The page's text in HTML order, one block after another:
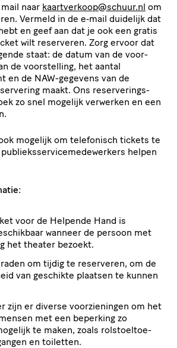
naar kaartverkoop@​schuur.​nl om
Vermeld in de e‑mail duidelijk dat
en geef aan dat je ook een gratis
wilt reserveren. Zorg ervoor dat
staat: de datum van de voor­
de voor­stel­ling, het aantal
en de NAW-gegevens van de
maakt. Ons reser­ve­rings­
zo snel mogelijk verwerken en een
mogelijk om telefonisch tickets te
helpen
:
voor de Helpende Hand is
wanneer de persoon met
het theater bezoekt.
om tijdig te reserveren, om de
van geschikte plaatsen te kunnen
zijn er diverse voor­zie­ningen om het
met een beperking zo
te maken, zoals rolstoel­toe­
en toiletten.